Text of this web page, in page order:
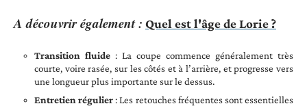
A découvrir également : Quel est l'âge de Lorie ?
Transition fluide : La coupe commence généralement très
courte, voire rasée, sur les côtés et à l’arrière, et progresse vers
une longueur plus importante sur le dessus.
Entretien régulier: Les retouches fréquentes sont essentielles